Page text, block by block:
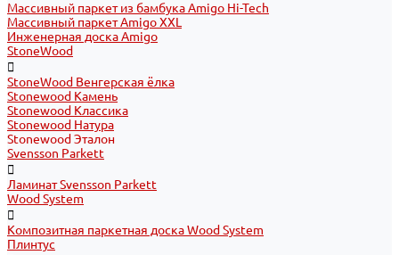
Массивный паркет из бамбука Amigo Hi-Tech
Массивный паркет Amigo XXL
Инженерная доска Amigo
StoneWood
StoneWood Венгерская ёлка
Stonewood Камень
Stonewood Классика
Stonewood Натура
Stonewood Эталон
Svensson Parkett
Ламинат Svensson Parkett
Wood System
Композитная паркетная доска Wood System
Плинтус